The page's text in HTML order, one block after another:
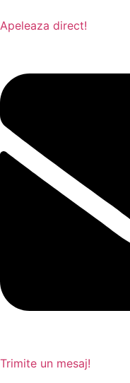
Apeleaza direct!
Trimite un mesaj!